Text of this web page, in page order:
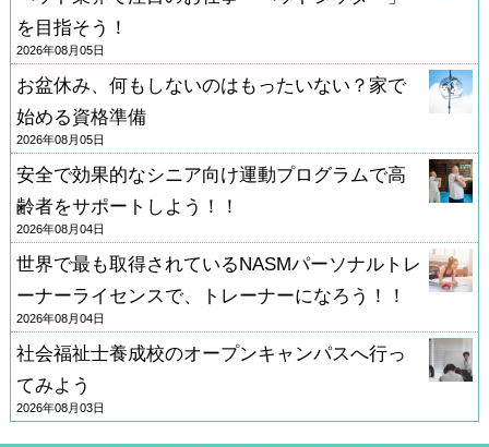
を目指そう！
2026年08月05日
お盆休み、何もしないのはもったいない？家で
始める資格準備
2026年08月05日
安全で効果的なシニア向け運動プログラムで高
齢者をサポートしよう！！
2026年08月04日
世界で最も取得されているNASMパーソナルトレ
ーナーライセンスで、トレーナーになろう！！
2026年08月04日
社会福祉士養成校のオープンキャンパスへ行っ
てみよう
2026年08月03日